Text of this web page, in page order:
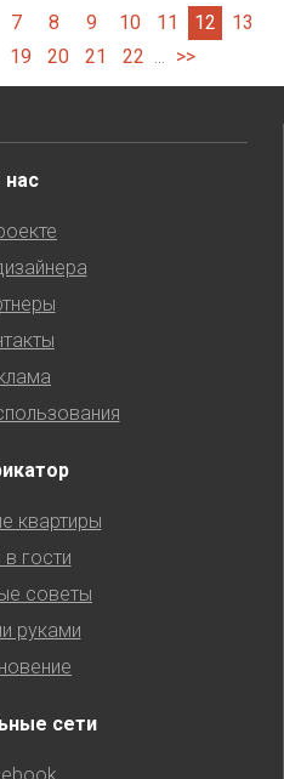
7 8 9 10 11 12
13
19 20 21 22 ... >>
нас
квартиры
гости
советы
руками
сети